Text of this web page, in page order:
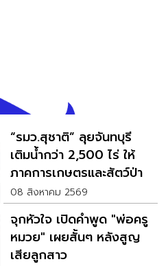
“รมว.สุชาติ” ลุยจันทบุรี
เติมน้ำกว่า 2,500 ไร่ ให้
ภาคการเกษตรและสัตว์ป่า
08 สิงหาคม 2569
จุกหัวใจ เปิดคำพูด "พ่อครู
หมวย" เผยสั้นๆ หลังสูญ
เสียลูกสาว